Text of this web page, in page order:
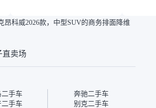
期，这一点很便捷，其他平
心的额外价值。虽然我砍过
为瓜子有质保，车子出小毛
病维修更有保障。”
昂科威2026款，中型SUV的商务排面降维
直卖场
二手车
奔驰二手车
二手车
别克二手车